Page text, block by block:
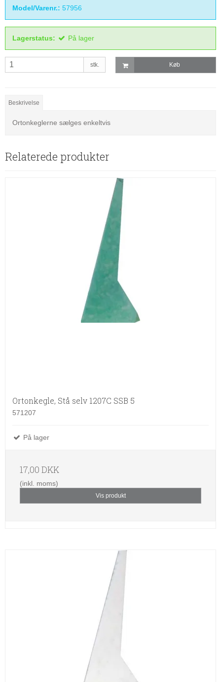
Model/Varenr.: 57956
Lagerstatus: På lager
stk. Køb
Beskrivelse
Ortonkeglerne sælges enkeltvis
Relaterede produkter
Ortonkegle, Stå selv 1207C SSB 5
571207
På lager
17,00 DKK
(inkl. moms)
Vis produkt